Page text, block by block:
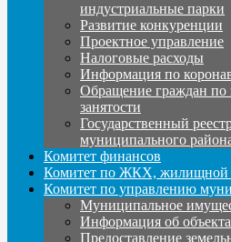
индустриальные парки
Развитие конкуренции
Проектное управление
Налоговые расходы
Информация по
Обращение граждан по
занятости
Государственный
муниципального
Комитет финансов
Комитет по ЖКХ, жилищной
Комитет по управлению
Муниципальное
Информация об
Предоставление